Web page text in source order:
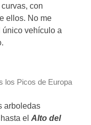
con
ellos. No me
único vehículo a
los Picos de Europa
arboledas
el Alto del